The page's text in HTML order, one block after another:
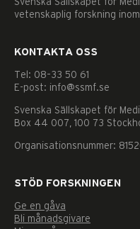
Svenska Sällskapet för
vetenskaplig forskning
KONTAKTA OSS
Tel: 08–33 50 61
E-post: info@ssmf.se
Svenska Sällskapet för
Box 44 007, 100 73
Organisationsnummer:
STÖD FORSKNINGEN
Ge en gåva
Bli månadsgivare
Nödvändiga